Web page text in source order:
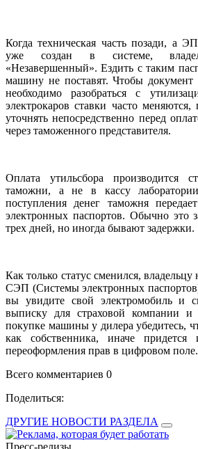
Когда техническая часть позади, а
уже создан в системе,
«Незавершенный». Ездить с таким
машину не поставят. Чтобы
необходимо разобраться с
электрокаров ставки часто
уточнять непосредственно перед
через таможенного представителя.
Оплата утильсбора производится
таможни, а не в кассу
поступления денег таможня
электронных паспортов. Обычно это
трех дней, но иногда бывают задержки.
Как только статус сменился,
СЭП (Системы электронных
вы увидите свой электромобиль и
выписку для страховой компании
покупке машины у дилера убедитесь,
как собственника, иначе придется
переоформления прав в цифровом поле.
Всего комментариев 0
Поделиться:
ДРУГИЕ НОВОСТИ РАЗДЕЛА